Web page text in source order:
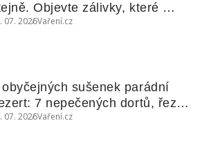
Objevte zálivky, které
i na maso, nudle nebo
07. 2026Vaření.cz
sušenek parádní
7 nepečených dortů, řezů
07. 2026Vaření.cz